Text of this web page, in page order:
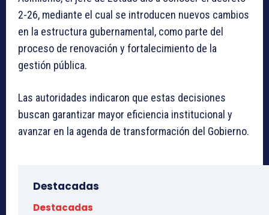
2-26, mediante el cual se introducen nuevos cambios
en la estructura gubernamental, como parte del
proceso de renovación y fortalecimiento de la
gestión pública.
Las autoridades indicaron que estas decisiones
buscan garantizar mayor eficiencia institucional y
avanzar en la agenda de transformación del Gobierno.
Destacadas
Destacadas